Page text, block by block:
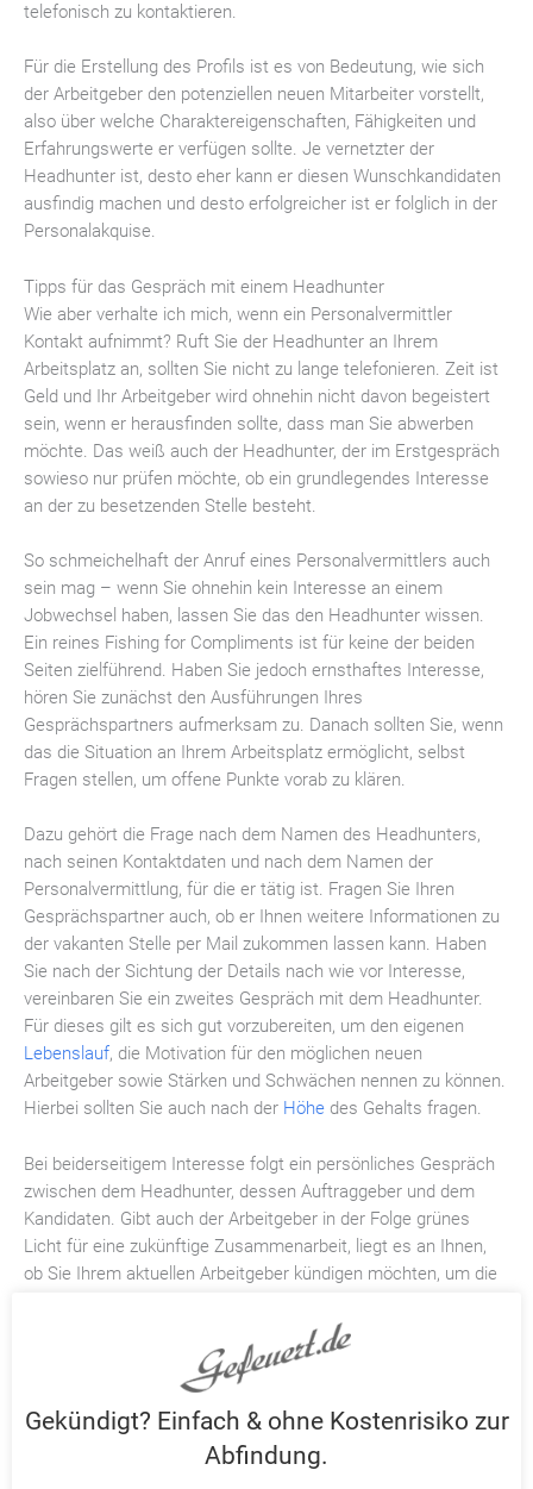
telefonisch zu kontaktieren.
Für die Erstellung des Profils ist es von Bedeutung, wie sich
der Arbeitgeber den potenziellen neuen Mitarbeiter vorstellt,
also über welche Charaktereigenschaften, Fähigkeiten und
Erfahrungswerte er verfügen sollte. Je vernetzter der
Headhunter ist, desto eher kann er diesen Wunschkandidaten
ausfindig machen und desto erfolgreicher ist er folglich in der
Personalakquise.
Tipps für das Gespräch mit einem Headhunter
Wie aber verhalte ich mich, wenn ein Personalvermittler
Kontakt aufnimmt? Ruft Sie der Headhunter an Ihrem
Arbeitsplatz an, sollten Sie nicht zu lange telefonieren. Zeit ist
Geld und Ihr Arbeitgeber wird ohnehin nicht davon begeistert
sein, wenn er herausfinden sollte, dass man Sie abwerben
möchte. Das weiß auch der Headhunter, der im Erstgespräch
sowieso nur prüfen möchte, ob ein grundlegendes Interesse
an der zu besetzenden Stelle besteht.
So schmeichelhaft der Anruf eines Personalvermittlers auch
sein mag – wenn Sie ohnehin kein Interesse an einem
Jobwechsel haben, lassen Sie das den Headhunter wissen.
Ein reines Fishing for Compliments ist für keine der beiden
Seiten zielführend. Haben Sie jedoch ernsthaftes Interesse,
hören Sie zunächst den Ausführungen Ihres
Gesprächspartners aufmerksam zu. Danach sollten Sie, wenn
das die Situation an Ihrem Arbeitsplatz ermöglicht, selbst
Fragen stellen, um offene Punkte vorab zu klären.
Dazu gehört die Frage nach dem Namen des Headhunters,
nach seinen Kontaktdaten und nach dem Namen der
Personalvermittlung, für die er tätig ist. Fragen Sie Ihren
Gesprächspartner auch, ob er Ihnen weitere Informationen zu
der vakanten Stelle per Mail zukommen lassen kann. Haben
Sie nach der Sichtung der Details nach wie vor Interesse,
vereinbaren Sie ein zweites Gespräch mit dem Headhunter.
Für dieses gilt es sich gut vorzubereiten, um den eigenen
Lebenslauf, die Motivation für den möglichen neuen
Arbeitgeber sowie Stärken und Schwächen nennen zu können.
Hierbei sollten Sie auch nach der Höhe des Gehalts fragen.
Bei beiderseitigem Interesse folgt ein persönliches Gespräch
zwischen dem Headhunter, dessen Auftraggeber und dem
Kandidaten. Gibt auch der Arbeitgeber in der Folge grünes
Licht für eine zukünftige Zusammenarbeit, liegt es an Ihnen,
ob Sie Ihrem aktuellen Arbeitgeber kündigen möchten, um die
Bedürfnissen können unterschiedliche Aspekte wie die
inhaltliche Herausforderung der Tätigkeit, das Gehalt, die
Länge des Arbeitsweges und die Arbeitszeiten eine wichtige
Rolle dabei spielen, ob das Jobangebot reizvoll genug für einen
Arbeitgeberwechsel ist.
Gekündigt? Einfach & ohne Kostenrisiko zur
Abfindung.